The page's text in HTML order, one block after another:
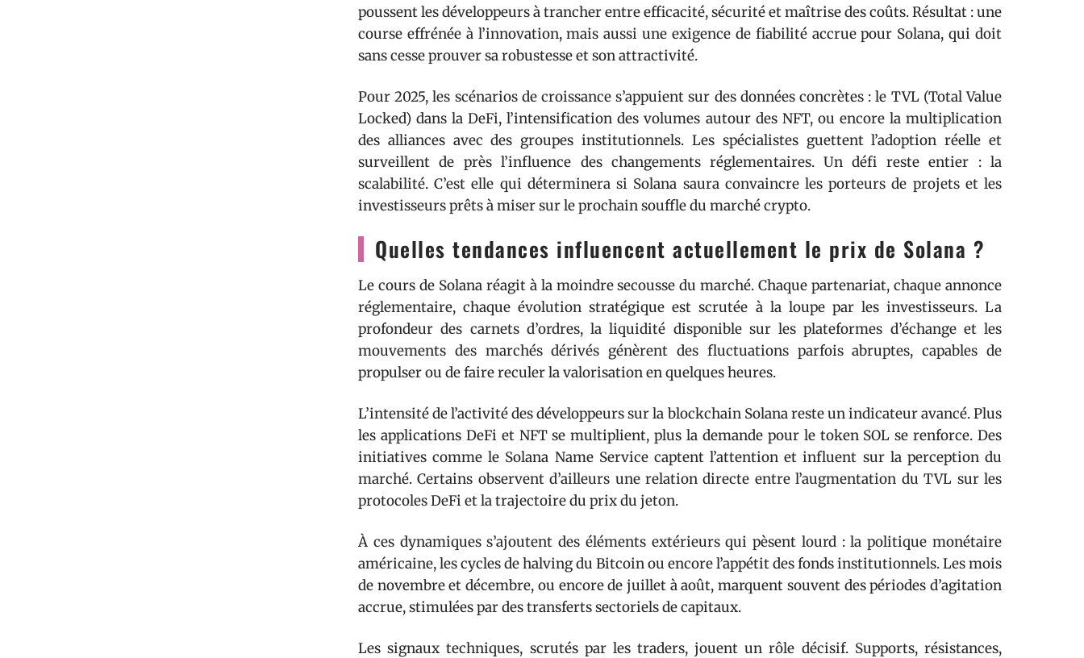
poussent les développeurs à trancher entre efficacité, sécurité et maîtrise des coûts. Résultat : une
course effrénée à l’innovation, mais aussi une exigence de fiabilité accrue pour Solana, qui doit
sans cesse prouver sa robustesse et son attractivité.
Pour 2025, les scénarios de croissance s’appuient sur des données concrètes : le TVL (Total Value
Locked) dans la DeFi, l’intensification des volumes autour des NFT, ou encore la multiplication
des alliances avec des groupes institutionnels. Les spécialistes guettent l’adoption réelle et
surveillent de près l’influence des changements réglementaires. Un défi reste entier : la
scalabilité. C’est elle qui déterminera si Solana saura convaincre les porteurs de projets et les
investisseurs prêts à miser sur le prochain souffle du marché crypto.
Quelles tendances influencent actuellement le prix de Solana ?
Le cours de Solana réagit à la moindre secousse du marché. Chaque partenariat, chaque annonce
réglementaire, chaque évolution stratégique est scrutée à la loupe par les investisseurs. La
profondeur des carnets d’ordres, la liquidité disponible sur les plateformes d’échange et les
mouvements des marchés dérivés génèrent des fluctuations parfois abruptes, capables de
propulser ou de faire reculer la valorisation en quelques heures.
L’intensité de l’activité des développeurs sur la blockchain Solana reste un indicateur avancé. Plus
les applications DeFi et NFT se multiplient, plus la demande pour le token SOL se renforce. Des
initiatives comme le Solana Name Service captent l’attention et influent sur la perception du
marché. Certains observent d’ailleurs une relation directe entre l’augmentation du TVL sur les
protocoles DeFi et la trajectoire du prix du jeton.
À ces dynamiques s’ajoutent des éléments extérieurs qui pèsent lourd : la politique monétaire
américaine, les cycles de halving du Bitcoin ou encore l’appétit des fonds institutionnels. Les mois
de novembre et décembre, ou encore de juillet à août, marquent souvent des périodes d’agitation
accrue, stimulées par des transferts sectoriels de capitaux.
Les signaux techniques, scrutés par les traders, jouent un rôle décisif. Supports, résistances,